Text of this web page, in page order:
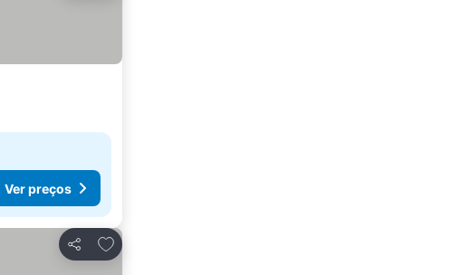
Ver preços
Partilhar
Adicionar aos favoritos